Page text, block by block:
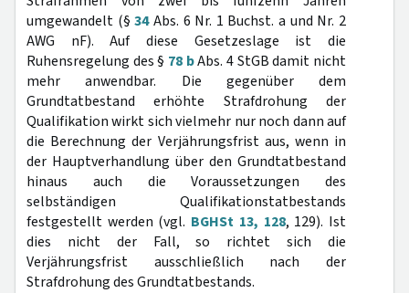
umgewandelt (§34Abs. 6 Nr. 1 Buchst. a und Nr. 2
AWG nF). Auf diese Gesetzeslage ist die
Ruhensregelung des § 78 bAbs. 4 StGB damit nicht
mehr anwendbar. Die gegenüber dem
Grundtatbestand erhöhte Strafdrohung der
Qualifikation wirkt sich vielmehr nur noch dann auf
die Berechnung der Verjährungsfrist aus, wenn in
der Hauptverhandlung über den Grundtatbestand
hinaus auch die Voraussetzungen des
selbständigen Qualifikationstatbestands
festgestellt werden (vgl. BGHSt 13, 128, 129). Ist
dies nicht der Fall, so richtet sich die
Verjährungsfrist ausschließlich nach der
Strafdrohung des Grundtatbestands.